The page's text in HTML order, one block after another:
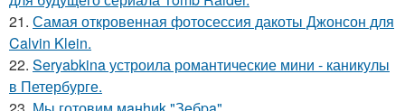
21. Самая откровенная фотосессия дакоты Джонсон для
Calvin Klein.
22. Seryabkina устроила романтические мини - каникулы
в Петербурге.